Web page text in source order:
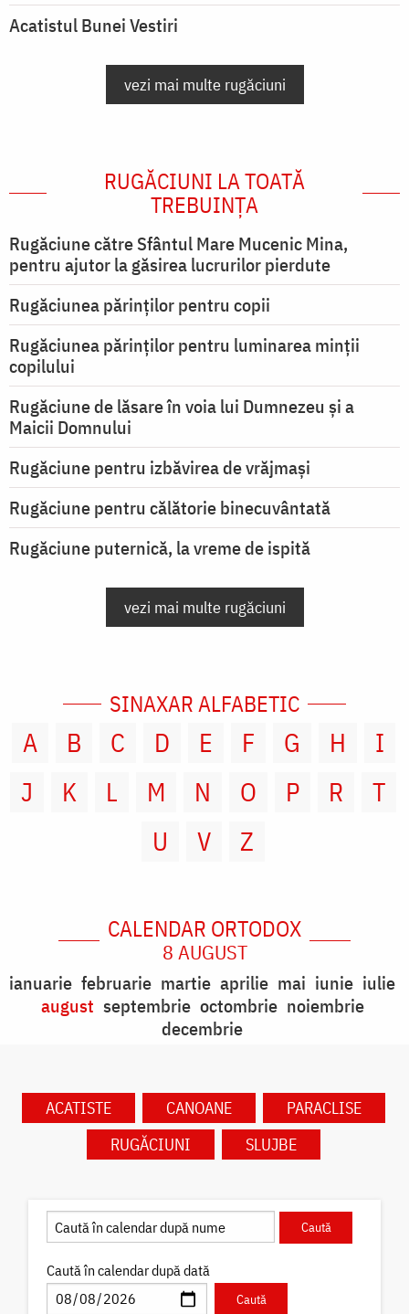
Acatistul Bunei Vestiri
vezi mai multe rugăciuni
RUGĂCIUNI LA TOATĂ
TREBUINȚA
Rugăciune către Sfântul Mare Mucenic Mina,
pentru ajutor la găsirea lucrurilor pierdute
Rugăciunea părinților pentru copii
Rugăciunea părinților pentru luminarea minţii
copilului
Rugăciune de lăsare în voia lui Dumnezeu şi a
Maicii Domnului
Rugăciune pentru izbăvirea de vrăjmași
Rugăciune pentru călătorie binecuvântată
Rugăciune puternică, la vreme de ispită
vezi mai multe rugăciuni
SINAXAR ALFABETIC
A B C D E F G H
I
J
K L M N O P R
T
U
V Z
CALENDAR ORTODOX
8 AUGUST
ianuarie februarie martie aprilie mai iunie iulie
august septembrie octombrie noiembrie
decembrie
ACATISTE CANOANE
PARACLISE
RUGĂCIUNI
SLUJBE
Caută în calendar după dată